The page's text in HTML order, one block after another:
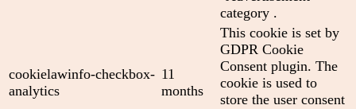
category .
cookielawinfo-checkbox-
analytics
11
months
This cookie is set by
GDPR Cookie
Consent plugin. The
cookie is used to
store the user consent